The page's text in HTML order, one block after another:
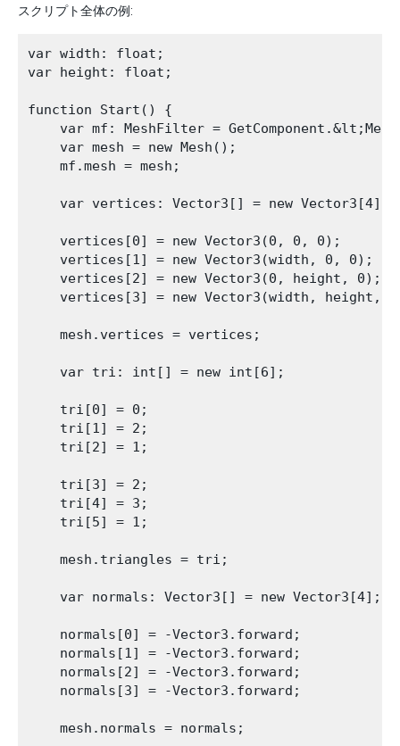
スクリプト全体の例:
var width: float;
var height: float;
function Start() {
var mf: MeshFilter =
    var mesh = new Mesh();
    mf.mesh = mesh;
    var vertices: Vector3[] = new Vector3[4];
    vertices[0] = new Vector3(0, 0, 0);
    vertices[1] = new Vector3(width, 0, 0);
    vertices[2] = new Vector3(0, height, 0);
vertices[3] = new Vector3(width, height,
    mesh.vertices = vertices;
    var tri: int[] = new int[6];
    tri[0] = 0;
    tri[1] = 2;
    tri[2] = 1;
    tri[3] = 2;
    tri[4] = 3;
    tri[5] = 1;
    mesh.triangles = tri;
    var normals: Vector3[] = new Vector3[4];
    normals[0] = -Vector3.forward;
    normals[1] = -Vector3.forward;
    normals[2] = -Vector3.forward;
    normals[3] = -Vector3.forward;
    mesh.normals = normals;